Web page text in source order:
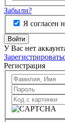
Забыли?
Я согласен
Войти
У Вас нет
Регистрация